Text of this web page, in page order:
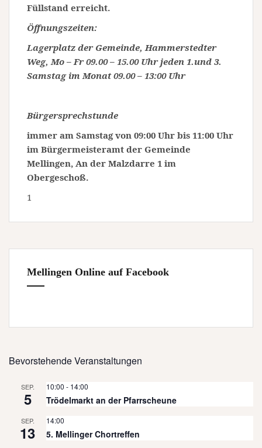
Füllstand erreicht.
Öffnungszeiten:
Lagerplatz der Gemeinde, Hammerstedter
Weg, Mo – Fr 09.00 – 15.00 Uhr jeden 1.und 3.
Samstag im Monat 09.00 – 13:00 Uhr
Bürgersprechstunde
immer am Samstag von 09:00 Uhr bis 11:00 Uhr
im Bürgermeisteramt der Gemeinde
Mellingen, An der Malzdarre 1 im
Obergeschoß.
1
Mellingen Online auf Facebook
Bevorstehende Veranstaltungen
SEP.
5
10:00 - 14:00
Trödelmarkt an der Pfarrscheune
SEP.
13
14:00
5. Mellinger Chortreffen